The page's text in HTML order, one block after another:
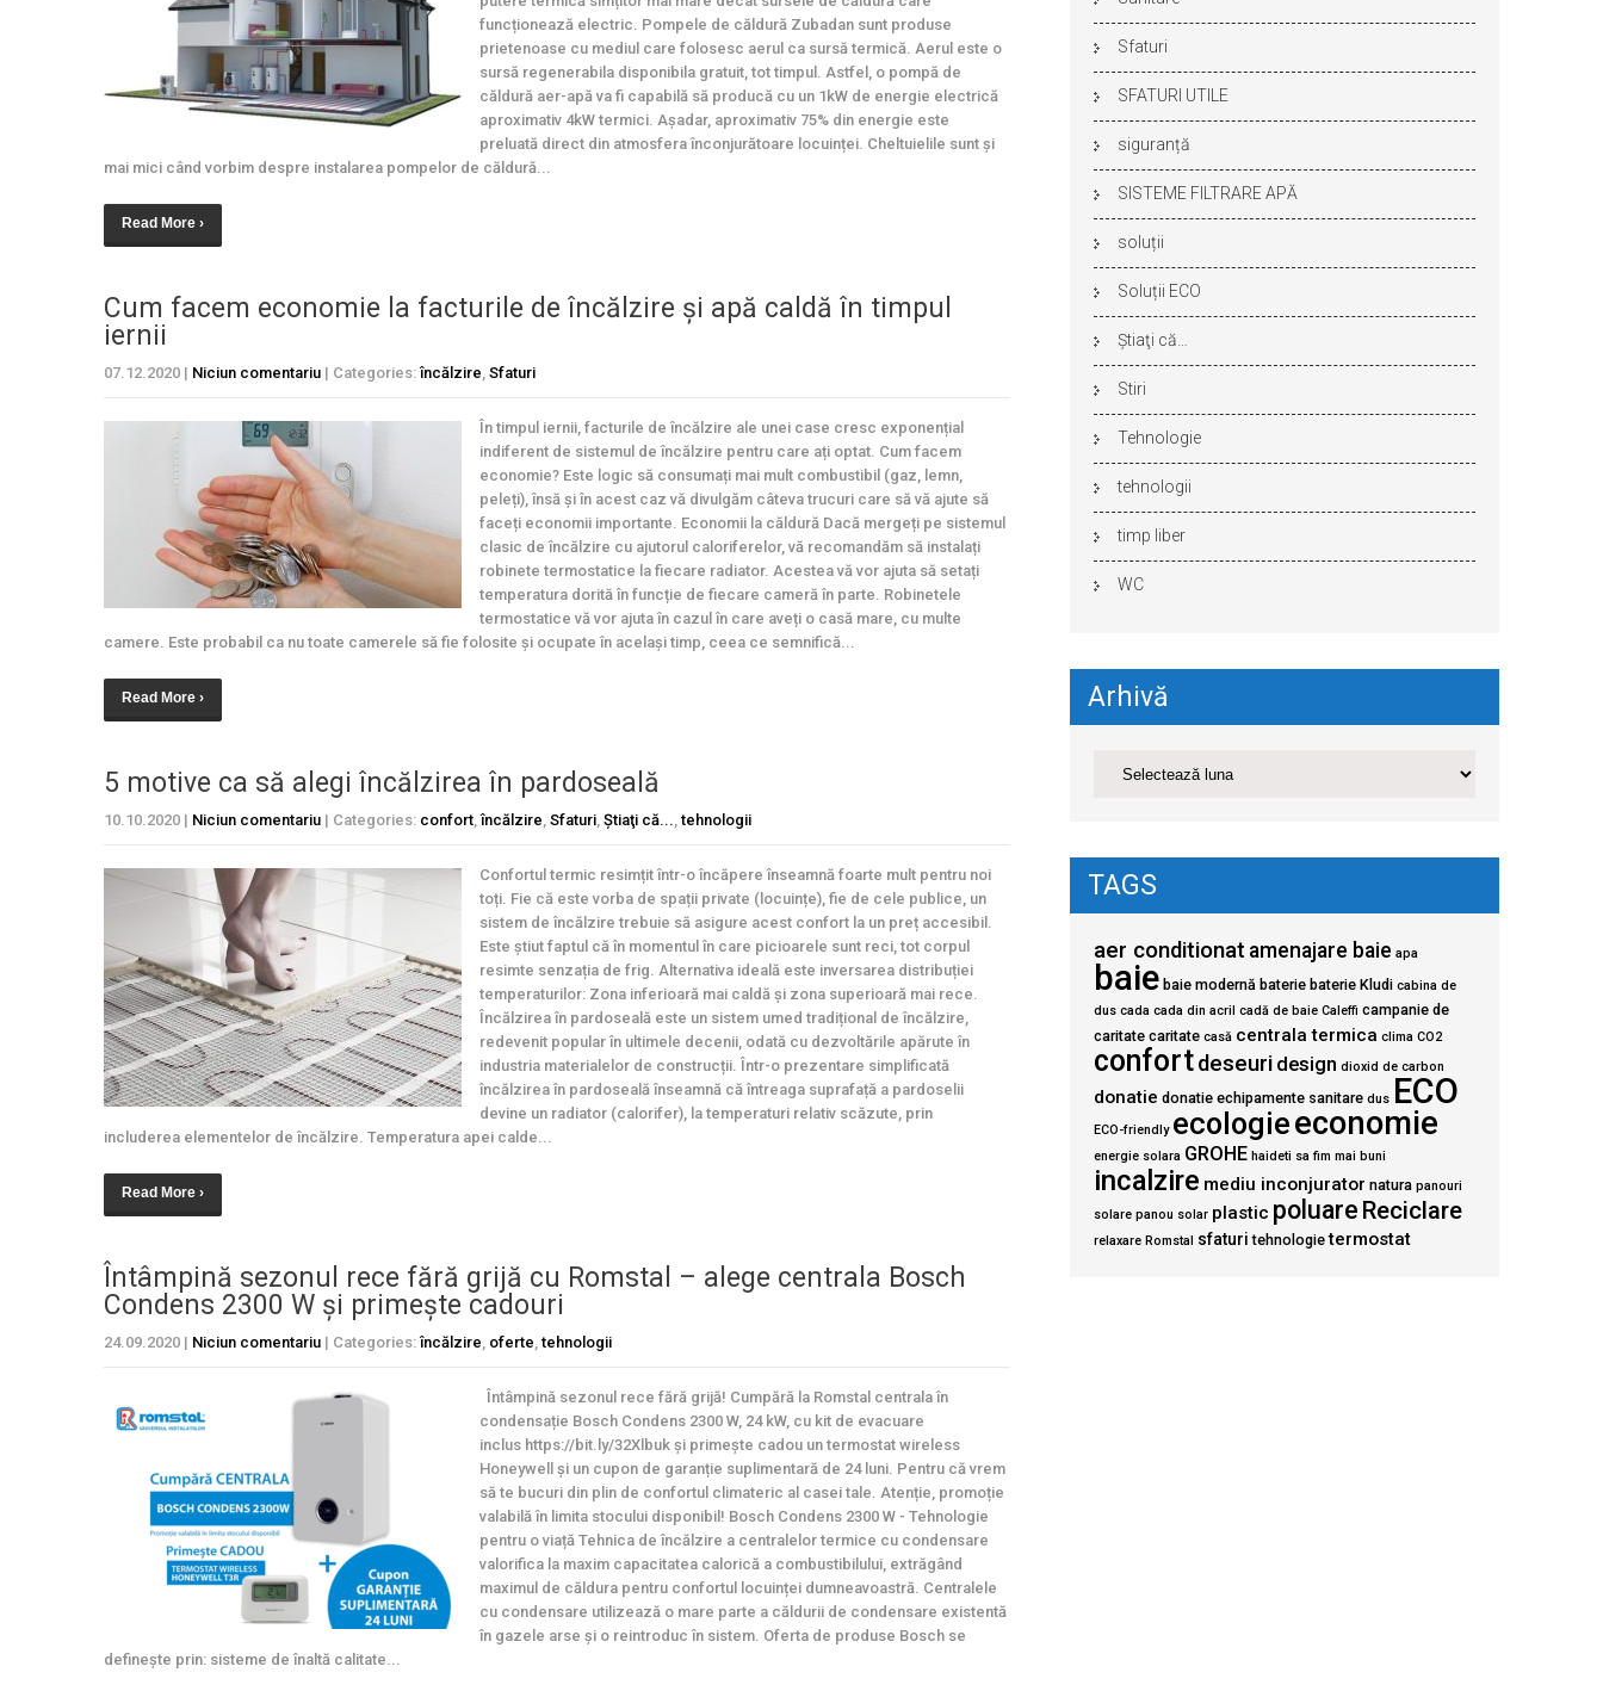
funcționează electric. Pompele de căldură Zubadan sunt produse
prietenoase cu mediul care folosesc aerul ca sursă termică. Aerul este o
sursă regenerabila disponibila gratuit, tot timpul. Astfel, o pompă de
căldură aer-apă va fi capabilă să producă cu un 1kW de energie electrică
aproximativ 4kW termici. Așadar, aproximativ 75% din energie este
preluată direct din atmosfera înconjurătoare locuinței. Cheltuielile sunt și
mai mici când vorbim despre instalarea pompelor de căldură...
Read More ›
Cum facem economie la facturile de încălzire și apă caldă în timpul
iernii
07.12.2020 | Niciun comentariu | Categories:încălzire, Sfaturi
În timpul iernii, facturile de încălzire ale unei case cresc exponențial
indiferent de sistemul de încălzire pentru care ați optat. Cum facem
economie? Este logic să consumați mai mult combustibil (gaz, lemn,
peleți), însă și în acest caz vă divulgăm câteva trucuri care să vă ajute să
faceți economii importante. Economii la căldură Dacă mergeți pe sistemul
clasic de încălzire cu ajutorul caloriferelor, vă recomandăm să instalați
robinete termostatice la fiecare radiator. Acestea vă vor ajuta să setați
temperatura dorită în funcție de fiecare cameră în parte. Robinetele
termostatice vă vor ajuta în cazul în care aveți o casă mare, cu multe
camere. Este probabil ca nu toate camerele să fie folosite și ocupate în același timp, ceea ce semnifică...
Read More ›
5 motive ca să alegi încălzirea în pardoseală
10.10.2020 | Niciun comentariu | Categories: confort,încălzire, Sfaturi, Ştiaţi că...,tehnologii
Confortul termic resimțit într-o încăpere înseamnă foarte mult pentru noi
toți. Fie că este vorba de spații private (locuințe), fie de cele publice, un
sistem de încălzire trebuie să asigure acest confort la un preț accesibil.
Este știut faptul că în momentul în care picioarele sunt reci, tot corpul
resimte senzația de frig. Alternativa ideală este inversarea distribuției
temperaturilor: Zona inferioară mai caldă și zona superioară mai rece.
Încălzirea în pardoseală este un sistem umed tradițional de încălzire,
redevenit popular în ultimele decenii, odată cu dezvoltările apărute în
industria materialelor de construcții. Într-o prezentare simplificată
încălzirea în pardoseală înseamnă că întreaga suprafață a pardoselii
devine un radiator (calorifer), la temperaturi relativ scăzute, prin
includerea elementelor de încălzire. Temperatura apei calde...
Read More ›
Întâmpină sezonul rece fără grijă cu Romstal – alege centrala Bosch
Condens 2300 W și primește cadouri
24.09.2020 | Niciun comentariu | Categories:încălzire, oferte,tehnologii
Întâmpină sezonul rece fără grijă! Cumpără la Romstal centrala în
condensație Bosch Condens 2300 W, 24 kW, cu kit de evacuare
inclus https://bit.ly/32Xlbuk și primește cadou un termostat wireless
Honeywell și un cupon de garanție suplimentară de 24 luni. Pentru că vrem
să te bucuri din plin de confortul climateric al casei tale. Atenție, promoție
valabilă în limita stocului disponibil! Bosch Condens 2300 W - Tehnologie
pentru o viață Tehnica de încălzire a centralelor termice cu condensare
valorifica la maxim capacitatea calorică a combustibilului, extrăgând
maximul de căldura pentru confortul locuinței dumneavoastră. Centralele
cu condensare utilizează o mare parte a căldurii de condensare existentă
în gazele arse și o reintroduc în sistem. Oferta de produse Bosch se
definește prin: sisteme de înaltă calitate...
Sfaturi
SFATURI UTILE
siguranță
SISTEME FILTRARE APĂ
soluții
Soluții ECO
Ştiaţi că…
Stiri
Tehnologie
tehnologii
timp liber
WC
Arhivă
TAGS
aer conditionat amenajare baie apa
baie baie modernă baterie baterie Kludi cabina de
dus cada cada din acril cadă de baie Caleffi campanie de
caritate caritate casă centrala termica clima CO2
confortdeseuri design dioxid de carbon
donatie donatie echipamente sanitare dus ECO
ECO-friendly ecologieeconomie
energie solara GROHE haideti sa fim mai buni
incalzire mediu inconjurator natura panouri
solare panou solar plastic poluare Reciclare
relaxare Romstal sfaturi tehnologie termostat